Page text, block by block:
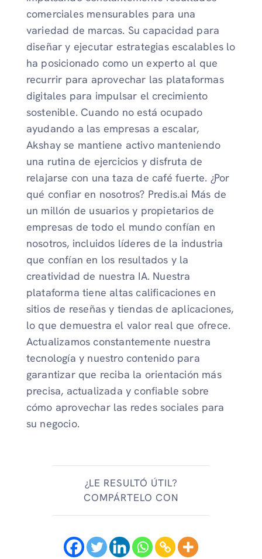
comerciales mensurables para una
variedad de marcas. Su capacidad para
diseñar y ejecutar estrategias escalables lo
ha posicionado como un experto al que
recurrir para aprovechar las plataformas
digitales para impulsar el crecimiento
sostenible. Cuando no está ocupado
ayudando a las empresas a escalar,
Akshay se mantiene activo manteniendo
una rutina de ejercicios y disfruta de
relajarse con una taza de café fuerte. ¿Por
qué confiar en nosotros? Predis.ai Más de
un millón de usuarios y propietarios de
empresas de todo el mundo confían en
nosotros, incluidos líderes de la industria
que confían en los resultados y la
creatividad de nuestra IA. Nuestra
plataforma tiene altas calificaciones en
sitios de reseñas y tiendas de aplicaciones,
lo que demuestra el valor real que ofrece.
Actualizamos constantemente nuestra
tecnología y nuestro contenido para
garantizar que reciba la orientación más
precisa, actualizada y confiable sobre
cómo aprovechar las redes sociales para
su negocio.
¿LE RESULTÓ ÚTIL?
COMPÁRTELO CON